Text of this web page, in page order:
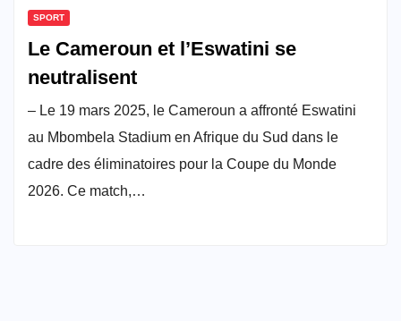
SPORT
Le Cameroun et l’Eswatini se
neutralisent
– Le 19 mars 2025, le Cameroun a affronté Eswatini
au Mbombela Stadium en Afrique du Sud dans le
cadre des éliminatoires pour la Coupe du Monde
2026. Ce match,…